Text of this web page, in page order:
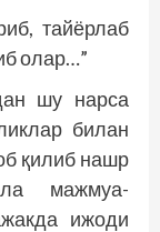
тайёрлаб
олар…”
шу нарса
билан
қилиб нашр
мажмуа-
ижоди